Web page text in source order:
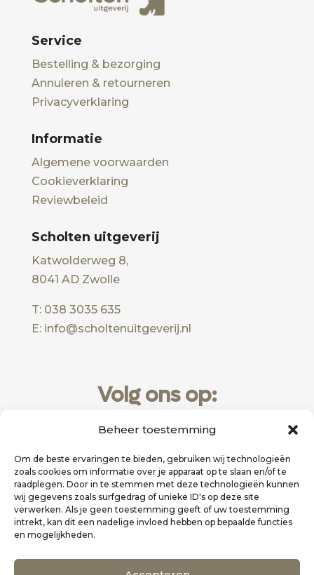
Beheer toestemming
Om de beste ervaringen te bieden, gebruiken wij technologieën
zoals cookies om informatie over je apparaat op te slaan en/of te
raadplegen. Door in te stemmen met deze technologieën kunnen
wij gegevens zoals surfgedrag of unieke ID's op deze site
verwerken. Als je geen toestemming geeft of uw toestemming
intrekt, kan dit een nadelige invloed hebben op bepaalde functies
en mogelijkheden.
Service
Bestelling & bezorging
Annuleren & retourneren
Privacyverklaring
Informatie
Algemene voorwaarden
Cookieverklaring
Reviewbeleid
Scholten uitgeverij
Katwolderweg 8,
8041 AD Zwolle
T: 038 3035 635
E: info@scholtenuitgeverij.nl
Volg ons op:
Website realisatie doorZakelijk Bereikbaar